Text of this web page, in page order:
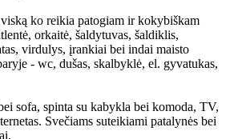
ko reikia patogiam ir kokybiškam
orkaitė, šaldytuvas, šaldiklis,
virdulys, įrankiai bei indai maisto
- wc, dušas, skalbyklė, el. gyvatukas,
sofa, spinta su kabykla bei komoda, TV,
Svečiams suteikiami patalynės bei